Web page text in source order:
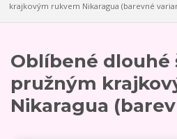
krajkovým rukvem Nikaragua (barevné
Oblíbené dlouhé
pružným
Nikaragua